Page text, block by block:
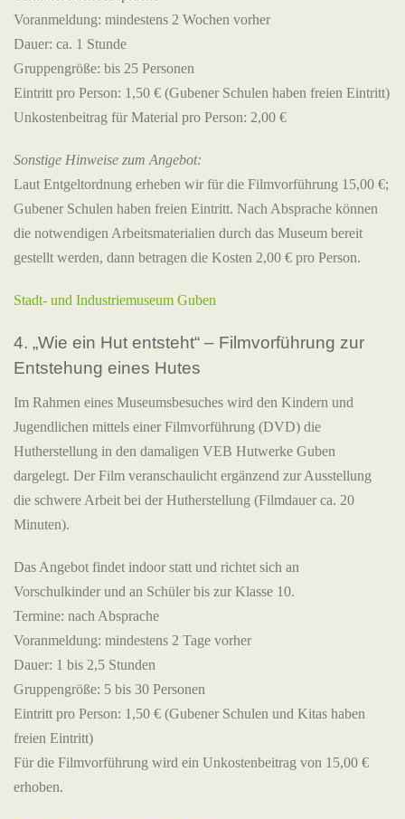
Voranmeldung: mindestens 2 Wochen vorher
Dauer: ca. 1 Stunde
Gruppengröße: bis 25 Personen
Eintritt pro Person: 1,50 € (Gubener Schulen haben freien Eintritt)
Unkostenbeitrag für Material pro Person: 2,00 €
Sonstige Hinweise zum Angebot:
Laut Entgeltordnung erheben wir für die Filmvorführung 15,00 €;
Gubener Schulen haben freien Eintritt. Nach Absprache können
die notwendigen Arbeitsmaterialien durch das Museum bereit
gestellt werden, dann betragen die Kosten 2,00 € pro Person.
Stadt- und Industriemuseum Guben
4. „Wie ein Hut entsteht“ – Filmvorführung zur
Entstehung eines Hutes
Im Rahmen eines Museumsbesuches wird den Kindern und
Jugendlichen mittels einer Filmvorführung (DVD) die
Hutherstellung in den damaligen VEB Hutwerke Guben
dargelegt. Der Film veranschaulicht ergänzend zur Ausstellung
die schwere Arbeit bei der Hutherstellung (Filmdauer ca. 20
Minuten).
Das Angebot findet indoor statt und richtet sich an
Vorschulkinder und an Schüler bis zur Klasse 10.
Termine: nach Absprache
Voranmeldung: mindestens 2 Tage vorher
Dauer: 1 bis 2,5 Stunden
Gruppengröße: 5 bis 30 Personen
Eintritt pro Person: 1,50 € (Gubener Schulen und Kitas haben
freien Eintritt)
Für die Filmvorführung wird ein Unkostenbeitrag von 15,00 €
erhoben.